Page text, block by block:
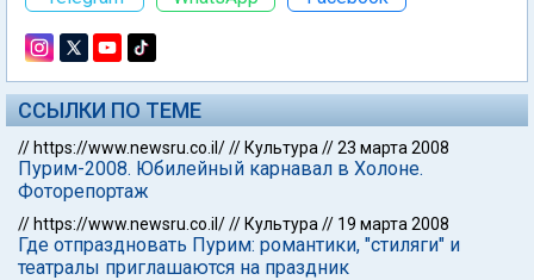
ССЫЛКИ ПО ТЕМЕ
// https://www.newsru.co.il/// Культура //23 марта 2008
Пурим-2008. Юбилейный карнавал в Холоне.
Фоторепортаж
// https://www.newsru.co.il/// Культура // 19 марта 2008
Где отпраздновать Пурим: романтики, "стиляги" и
театралы приглашаются на праздник